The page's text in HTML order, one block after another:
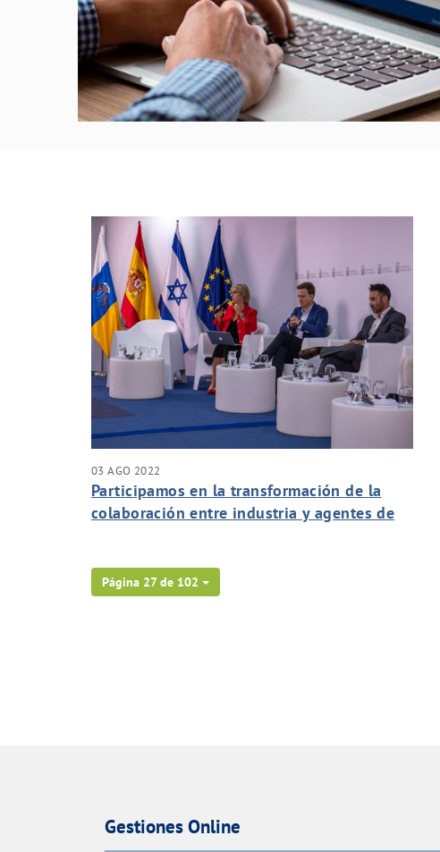
03 AGO 2022
Participamos en la transformación de la
colaboración entre industria y agentes de
Página 27 de 102
Gestiones Online